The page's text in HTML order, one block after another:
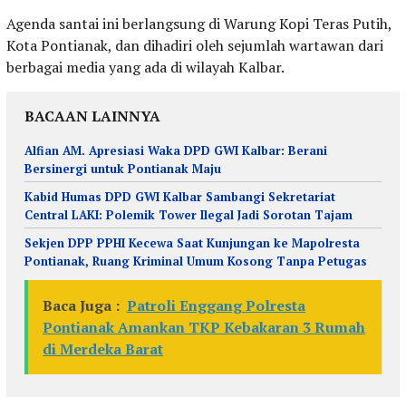
Agenda santai ini berlangsung di Warung Kopi Teras Putih,
Kota Pontianak, dan dihadiri oleh sejumlah wartawan dari
berbagai media yang ada di wilayah Kalbar.
BACAAN LAINNYA
Alfian AM. Apresiasi Waka DPD GWI Kalbar: Berani
Bersinergi untuk Pontianak Maju
Kabid Humas DPD GWI Kalbar Sambangi Sekretariat
Central LAKI: Polemik Tower Ilegal Jadi Sorotan Tajam
Sekjen DPP PPHI Kecewa Saat Kunjungan ke Mapolresta
Pontianak, Ruang Kriminal Umum Kosong Tanpa Petugas
Baca Juga : Patroli Enggang Polresta
Pontianak Amankan TKP Kebakaran 3 Rumah
di Merdeka Barat